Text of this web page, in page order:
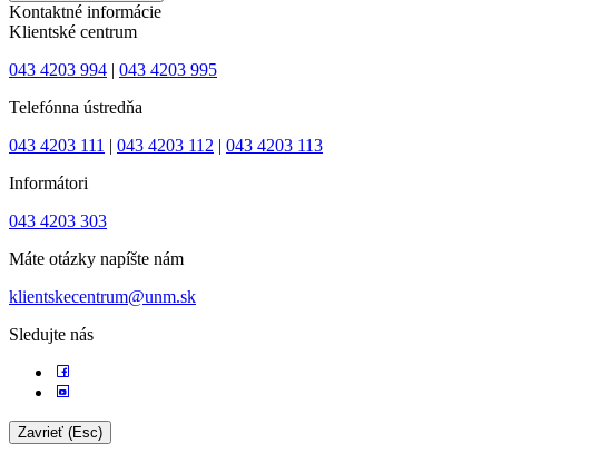
Kontaktné informácie
Klientské centrum
043 4203 994 | 043 4203 995
Telefónna ústredňa
043 4203 111 | 043 4203 112 | 043 4203 113
Informátori
043 4203 303
Máte otázky napíšte nám
klientskecentrum@unm.sk
Sledujte nás
Zavrieť (Esc)